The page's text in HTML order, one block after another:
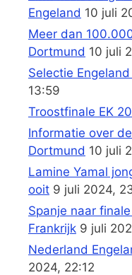
Engeland 10 juli
Meer dan
Dortmund 10 juli
Selectie
13:59
Troostfinale EK
Informatie over
Dortmund 10 juli
Lamine Yamal
ooit 9 juli 2024,
Spanje naar
Frankrijk 9 juli
Nederland
2024, 22:12